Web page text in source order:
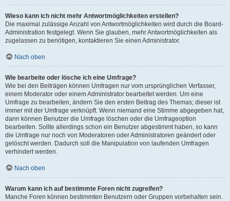
Wieso kann ich nicht mehr Antwortmöglichkeiten erstellen?
Die maximal zulässige Anzahl von Antwortmöglichkeiten wird durch die Board-
Administration festgelegt. Wenn Sie glauben, mehr Antwortmöglichkeiten als
zugelassen zu benötigen, kontaktieren Sie einen Administrator.
Nach oben
Wie bearbeite oder lösche ich eine Umfrage?
Wie bei den Beiträgen können Umfragen nur vom ursprünglichen Verfasser,
einem Moderator oder einem Administrator bearbeitet werden. Um eine
Umfrage zu bearbeiten, ändern Sie den ersten Beitrag des Themas; dieser ist
immer mit der Umfrage verknüpft. Wenn niemand eine Stimme abgegeben hat,
dann können Benutzer die Umfrage löschen oder die Umfrageoption
bearbeiten. Sollte allerdings schon ein Benutzer abgestimmt haben, so kann
die Umfrage nur noch von Moderatoren oder Administratoren geändert oder
gelöscht werden. Dadurch soll die Manipulation von laufenden Umfragen
verhindert werden.
Nach oben
Warum kann ich auf bestimmte Foren nicht zugreifen?
Manche Foren können bestimmten Benutzern oder Gruppen vorbehalten sein.